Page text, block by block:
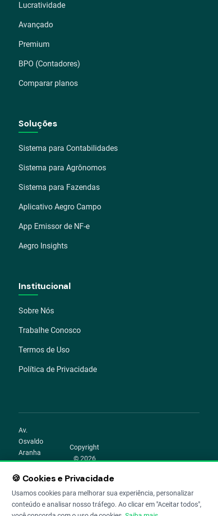
Lucratividade
Avançado
Premium
BPO (Contadores)
Comparar planos
Soluções
Sistema para Contabilidades
Sistema para Agrônomos
Sistema para Fazendas
Aplicativo Aegro Campo
App Emissor de NF-e
Aegro Insights
Institucional
Sobre Nós
Trabalhe Conosco
Termos de Uso
Política de Privacidade
Av.
Osvaldo
Aranha
1022 –
Bom
Porto
Alegre –
Copyright
© 2026
Todos os
direitos
reservados.
🍪 Cookies e Privacidade
Usamos cookies para melhorar sua experiência, personalizar
conteúdo e analisar nosso tráfego. Ao clicar em "Aceitar todos",